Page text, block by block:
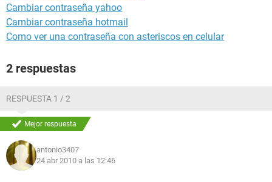
Cambiar contraseña yahoo
Cambiar contraseña hotmail
Como ver una contraseña con asteriscos en celular
2 respuestas
RESPUESTA 1 / 2
Mejor respuesta
antonio3407
24 abr 2010 a las 12:46